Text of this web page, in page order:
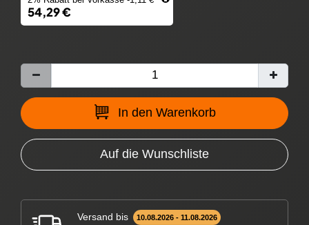
54,29 €
In den Warenkorb
Auf die Wunschliste
Versand bis 10.08.2026 - 11.08.2026